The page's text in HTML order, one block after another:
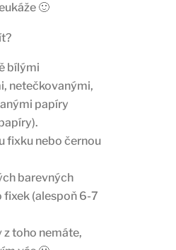
🙂
bílými
netečkovanými,
papíry
fixku nebo černou
barevných
fixek (alespoň 6-7
z toho nemáte,